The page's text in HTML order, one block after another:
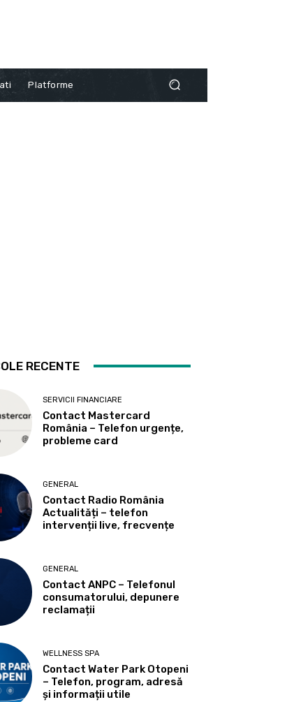
Platforme
RECENTE
SERVICII FINANCIARE
Contact Mastercard
România – Telefon urgențe,
probleme card
GENERAL
Contact Radio România
Actualități – telefon
intervenții live, frecvențe
GENERAL
Contact ANPC – Telefonul
consumatorului, depunere
reclamații
WELLNESS SPA
Contact Water Park Otopeni
– Telefon, program, adresă
și informații utile